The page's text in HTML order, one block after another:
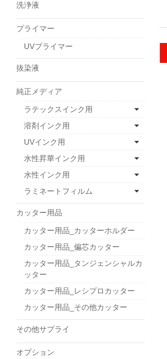
洗浄液
プライマー
UVプライマー
抜染液
純正メディア
ラテックスインク用
溶剤インク用
UVインク用
水性昇華インク用
水性インク用
ラミネートフィルム
カッター用品
カッター用品_カッターホルダー
カッター用品_偏芯カッター
カッター用品_タンジェンシャルカ
ッター
カッター用品_レシプロカッター
カッター用品_その他カッター
その他サプライ
オプション